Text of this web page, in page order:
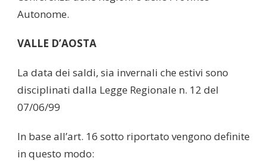
Autonome.
VALLE D’AOSTA
La data dei saldi, sia invernali che estivi sono
disciplinati dalla Legge Regionale n. 12 del
07/06/99
In base all’art. 16 sotto riportato vengono definite
in questo modo: